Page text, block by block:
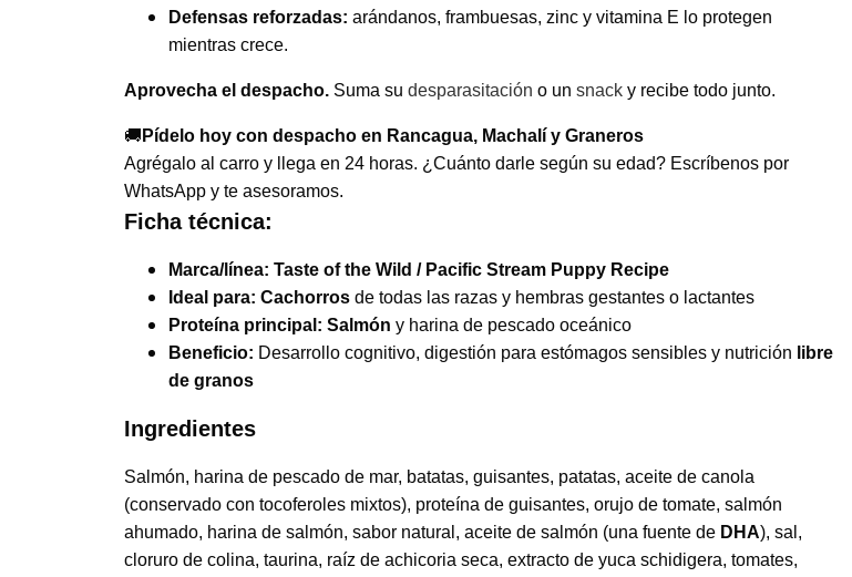
Defensas reforzadas: arándanos, frambuesas, zinc y vitamina E lo protegen
mientras crece.
Aprovecha el despacho. Suma su desparasitación o un snack y recibe todo junto.
🚚 Pídelo hoy con despacho en Rancagua, Machalí y Graneros
Agrégalo al carro y llega en 24 horas. ¿Cuánto darle según su edad? Escríbenos por
WhatsApp y te asesoramos.
Ficha técnica:
Marca/línea: Taste of the Wild / Pacific Stream Puppy Recipe
Ideal para: Cachorros de todas las razas y hembras gestantes o lactantes
Proteína principal: Salmón y harina de pescado oceánico
Beneficio: Desarrollo cognitivo, digestión para estómagos sensibles y nutrición libre
de granos
Ingredientes
Salmón, harina de pescado de mar, batatas, guisantes, patatas, aceite de canola
(conservado con tocoferoles mixtos), proteína de guisantes, orujo de tomate, salmón
ahumado, harina de salmón, sabor natural, aceite de salmón (una fuente de DHA), sal,
cloruro de colina, taurina, raíz de achicoria seca, extracto de yuca schidigera, tomates,